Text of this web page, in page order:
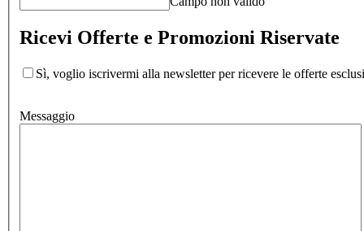
Ricevi Offerte e Promozioni Riservate
Sì, voglio iscrivermi alla newsletter per ricevere le offerte
Messaggio